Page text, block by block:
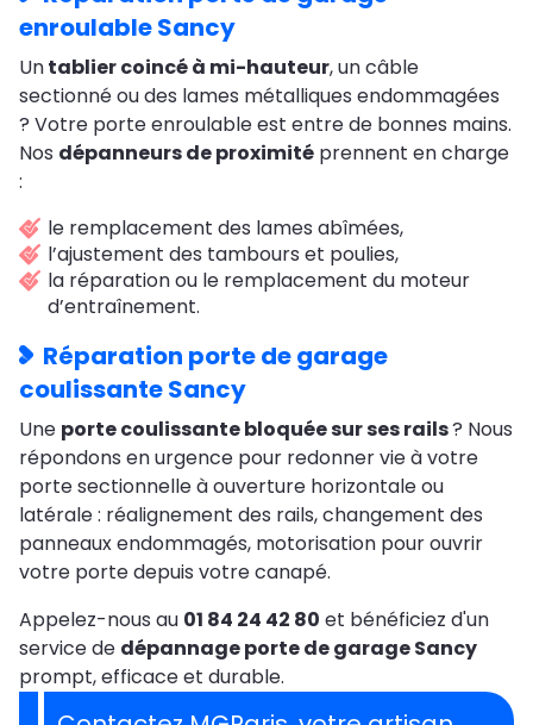
enroulable Sancy
Untablier coincé à mi-hauteur, un câble
sectionné ou des lames métalliques endommagées
? Votre porte enroulable est entre de bonnes mains.
Nos dépanneurs de proximité prennent en charge
:
le remplacement des lames abîmées,
l’ajustement des tambours et poulies,
la réparation ou le remplacement du moteur
d’entraînement.
Réparation porte de garage
coulissante Sancy
Une porte coulissante bloquée sur ses rails? Nous
répondons en urgence pour redonner vie à votre
porte sectionnelle à ouverture horizontale ou
latérale : réalignement des rails, changement des
panneaux endommagés, motorisation pour ouvrir
votre porte depuis votre canapé.
Appelez-nous au 01 84 24 42 80 et bénéficiez d'un
service de dépannage porte de garage Sancy
prompt, efficace et durable.